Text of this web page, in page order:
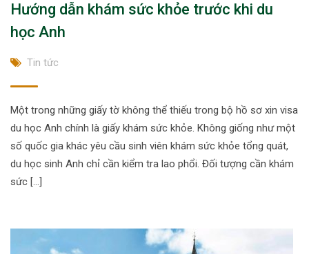
Hướng dẫn khám sức khỏe trước khi du
học Anh
Tin tức
Một trong những giấy tờ không thể thiếu trong bộ hồ sơ xin visa
du học Anh chính là giấy khám sức khỏe. Không giống như một
số quốc gia khác yêu cầu sinh viên khám sức khỏe tổng quát,
du học sinh Anh chỉ cần kiểm tra lao phổi. Đối tượng cần khám
sức […]